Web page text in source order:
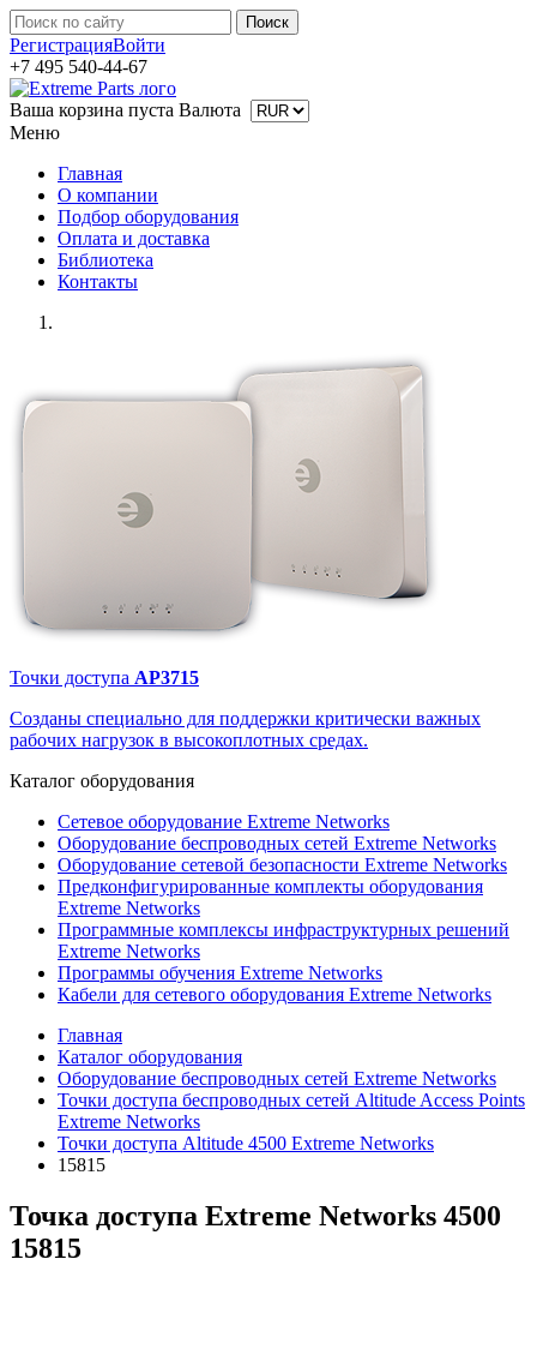
РегистрацияВойти
+7 495 540-44-67
Ваша корзина пуста Валюта
Меню
Главная
О компании
Подбор оборудования
Оплата и доставка
Библиотека
Контакты
Точки доступа AP3715
Созданы специально для поддержки критически важных
рабочих нагрузок в высокоплотных средах.
Каталог оборудования
Сетевое оборудование Extreme Networks
Оборудование беспроводных сетей Extreme Networks
Оборудование сетевой безопасности Extreme Networks
Предконфигурированные комплекты оборудования
Extreme Networks
Программные комплексы инфраструктурных решений
Extreme Networks
Программы обучения Extreme Networks
Кабели для сетевого оборудования Extreme Networks
Главная
Каталог оборудования
Оборудование беспроводных сетей Extreme Networks
Точки доступа беспроводных сетей Altitude Access Points
Extreme Networks
Точки доступа Altitude 4500 Extreme Networks
15815
Точка доступа Extreme Networks 4500
15815